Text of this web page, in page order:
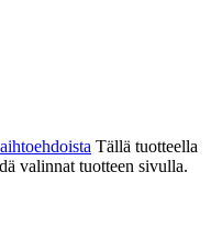
Tällä tuotteella
valinnat tuotteen sivulla.